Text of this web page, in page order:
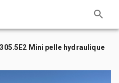
Mini pelle hydraulique